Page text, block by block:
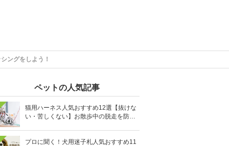
ングをしよう！
ペットの人気記事
猫用ハーネス人気おすすめ12選【抜けな
い・苦しくない】お散歩中の脱走を防止
プロに聞く！犬用迷子札人気おすすめ11